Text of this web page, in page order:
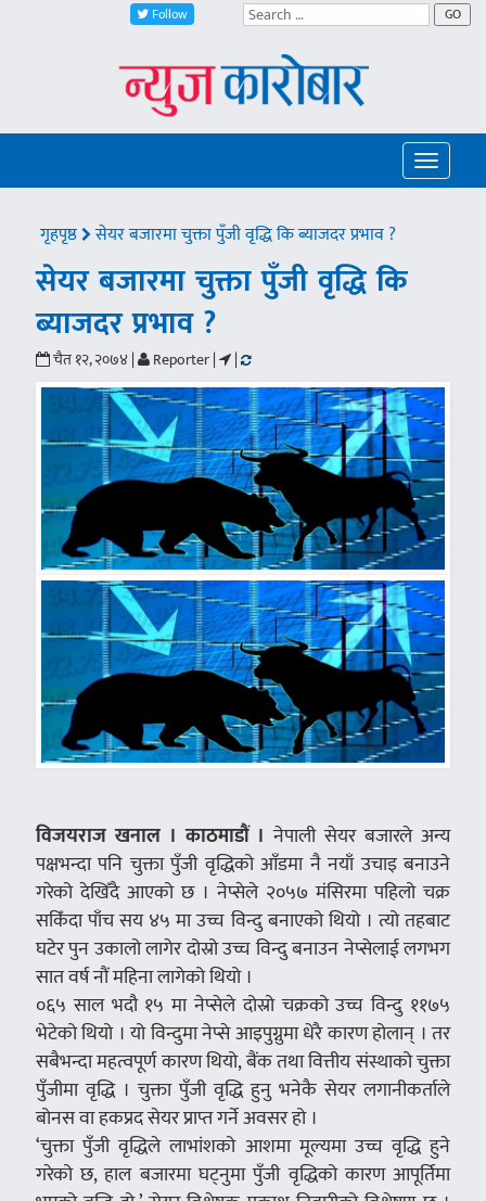
Follow GO
Toggle
गृहपृष्ठ सेयर बजारमा चुक्ता पुँजी वृद्धि कि ब्याजदर प्रभाव ?
सेयर बजारमा चुक्ता पुँजी वृद्धि कि
ब्याजदर प्रभाव ?
चैत १२, २०७४ | Reporter | |
विजयराज खनाल । काठमाडौं । नेपाली सेयर बजारले अन्य
पक्षभन्दा पनि चुक्ता पुँजी वृद्धिको आँडमा नै नयाँ उचाइ बनाउने
गरेको देखिँदै आएको छ । नेप्सेले २०५७ मंसिरमा पहिलो चक्र
सकिँदा पाँच सय ४५ मा उच्च विन्दु बनाएको थियो । त्यो तहबाट
घटेर पुन उकालो लागेर दोस्रो उच्च विन्दु बनाउन नेप्सेलाई लगभग
सात वर्ष नौं महिना लागेको थियो ।
०६५ साल भदौ १५ मा नेप्सेले दोस्रो चक्रको उच्च विन्दु ११७५
भेटेको थियो । यो विन्दुमा नेप्से आइपुग्नुमा धेरै कारण होलान् । तर
सबैभन्दा महत्वपूर्ण कारण थियो, बैंक तथा वित्तीय संस्थाको चुक्ता
पुँजीमा वृद्धि । चुक्ता पुँजी वृद्धि हुनु भनेकै सेयर लगानीकर्ताले
बोनस वा हकप्रद सेयर प्राप्त गर्ने अवसर हो ।
‘चुक्ता पुँजी वृद्धिले लाभांशको आशमा मूल्यमा उच्च वृद्धि हुने
गरेको छ, हाल बजारमा घट्नुमा पुँजी वृद्धिको कारण आपूर्तिमा